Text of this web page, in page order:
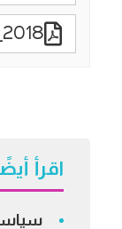
2018_12_14-22_32_5322
اقرأ